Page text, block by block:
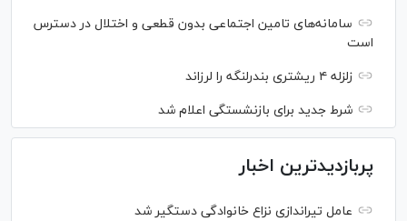
سامانه‌های تامین اجتماعی بدون قطعی و اختلال در دسترس
است
زلزله ۴ ریشتری بندرلنگه را لرزاند
شرط جدید برای بازنشستگی اعلام شد
پربازدیدترین اخبار
عامل تیراندازی نزاع خانوادگی دستگیر شد